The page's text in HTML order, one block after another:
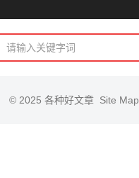
© 2025 各种好文章 Site Map